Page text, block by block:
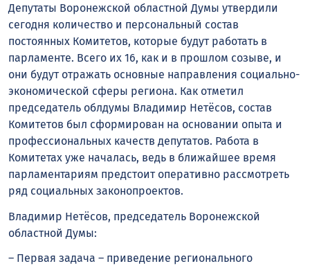
Депутаты Воронежской областной Думы утвердили
сегодня количество и персональный состав
постоянных Комитетов, которые будут работать в
парламенте. Всего их 16, как и в прошлом созыве, и
они будут отражать основные направления социально-
экономической сферы региона. Как отметил
председатель облдумы Владимир Нетёсов, состав
Комитетов был сформирован на основании опыта и
профессиональных качеств депутатов. Работа в
Комитетах уже началась, ведь в ближайшее время
парламентариям предстоит оперативно рассмотреть
ряд социальных законопроектов.
Владимир Нетёсов, председатель Воронежской
областной Думы:
– Первая задача – приведение регионального